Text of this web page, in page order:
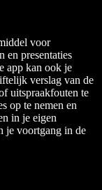
voor
en presentaties
app kan ook je
verslag van de
uitspraakfouten te
op te nemen en
in je eigen
je voortgang in de